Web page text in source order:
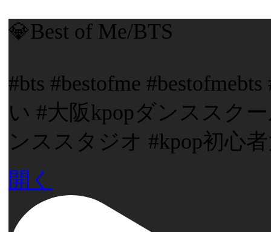
💎Best of Me/BTS
#bts #bestofme
い #大阪kpopダンススク
ンススタジオ #kpop初心
開く